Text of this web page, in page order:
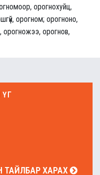
орогнохуйц,
орогном; орогноно,
орогножээ, орогнов,
ҮГ
ТАЙЛБАР ХАРАХ